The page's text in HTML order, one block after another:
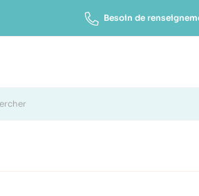
Besoin de